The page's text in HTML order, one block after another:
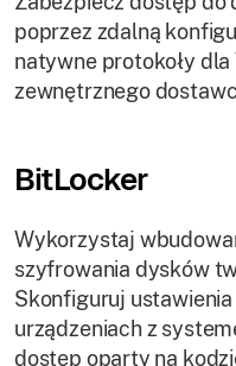
poprzez zdalną
natywne protokoły
zewnętrznego
BitLocker
Wykorzystaj
szyfrowania dysków
Skonfiguruj
urządzeniach z
dostęp oparty na